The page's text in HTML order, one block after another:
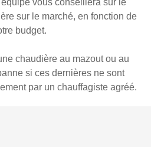
vous conseillera sur le
sur le marché, en fonction de
budget.
chaudière au mazout ou au
si ces dernières ne sont
par un chauffagiste agréé.